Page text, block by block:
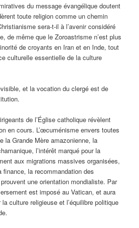
du message évangélique doutent
toute religion comme un chemin
sera-t-il à l’avenir considéré
de même que le Zoroastrisme n’est plus
de croyants en Iran et en Inde, tout
culturelle essentielle de la culture
et la vocation du clergé est de
de l’Église catholique révèlent
en cours. L’œcuménisme envers toutes
la Grande Mère amazonienne, la
l’intérêt marqué pour la
aux migrations massives organisées,
finance, la recommandation des
une orientation mondialiste. Par
est imposé au Vatican, et aura
culture religieuse et l’équilibre politique